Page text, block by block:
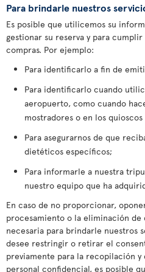
Para brindarle nuestros
Es posible que utilicemos su
gestionar su reserva y para
compras. Por ejemplo:
Para identificarlo a fin de
Para identificarlo cuando
aeropuerto, como cuando
mostradores o en los
Para asegurarnos de que
dietéticos específicos;
Para informarle a nuestra
nuestro equipo que ha
En caso de no proporcionar,
procesamiento o la eliminación
necesaria para brindarle nuestros
desee restringir o retirar el
previamente para la recopilación
personal confidencial, es posible